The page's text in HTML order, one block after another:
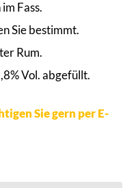
Fass.
Sie bestimmt.
Rum.
Vol. abgefüllt.
Sie gern per E-